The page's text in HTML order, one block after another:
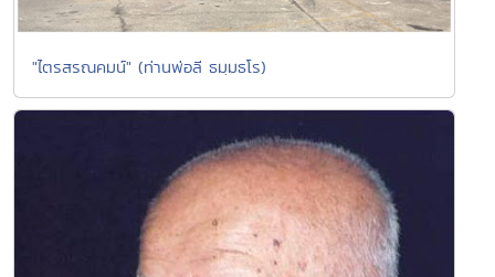
"ไตรสรณคมน์" (ท่านพ่อลี ธมฺมธโร)